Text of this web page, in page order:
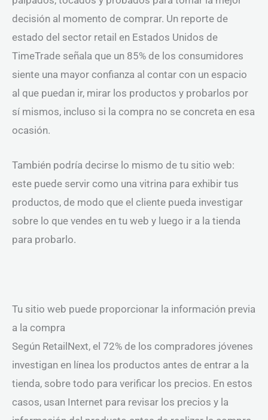
decisión al momento de comprar. Un reporte de
estado del sector retail en Estados Unidos de
TimeTrade señala que un 85% de los consumidores
siente una mayor confianza al contar con un espacio
al que puedan ir, mirar los productos y probarlos por
sí mismos, incluso si la compra no se concreta en esa
ocasión.
También podría decirse lo mismo de tu sitio web:
este puede servir como una vitrina para exhibir tus
productos, de modo que el cliente pueda investigar
sobre lo que vendes en tu web y luego ir a la tienda
para probarlo.
Tu sitio web puede proporcionar la información previa
a la compra
Según RetailNext, el 72% de los compradores jóvenes
investigan en línea los productos antes de entrar a la
tienda, sobre todo para verificar los precios. En estos
casos, usan Internet para revisar los precios y la